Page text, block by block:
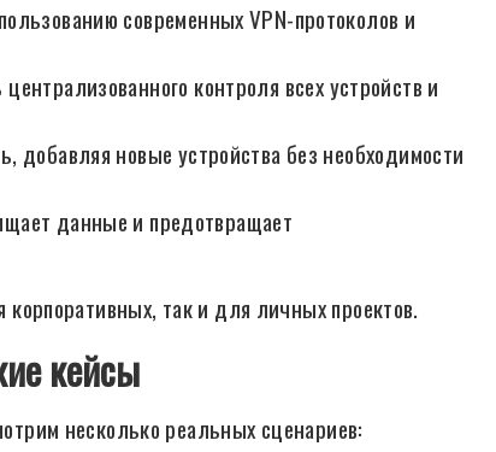
современных VPN-протоколов и
контроля всех устройств и
добавляя новые устройства без необходимости
данные и предотвращает
так и для личных проектов.
кейсы
несколько реальных сценариев: